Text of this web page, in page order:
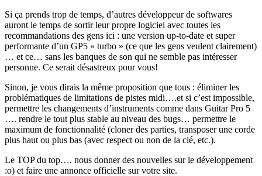
Si ça prends trop de temps, d’autres développeur de softwares
auront le temps de sortir leur propre logiciel avec toutes les
recommandations des gens ici : une version up-to-date et super
performante d’un GP5 « turbo » (ce que les gens veulent clairement)
… et ce… sans les banques de son qui ne semble pas intéresser
personne. Ce serait désastreux pour vous!
Sinon, je vous dirais la même proposition que tous : éliminer les
problématiques de limitations de pistes midi….et si c’est impossible,
permettre les changements d’instruments comme dans Guitar Pro 5
…. rendre le tout plus stable au niveau des bugs… permettre le
maximum de fonctionnalité (cloner des parties, transposer une corde
plus haut ou plus bas (avec respect ou non de la clé, etc.).
Le TOP du top…. nous donner des nouvelles sur le développement
:o) et faire une annonce officielle sur votre site.